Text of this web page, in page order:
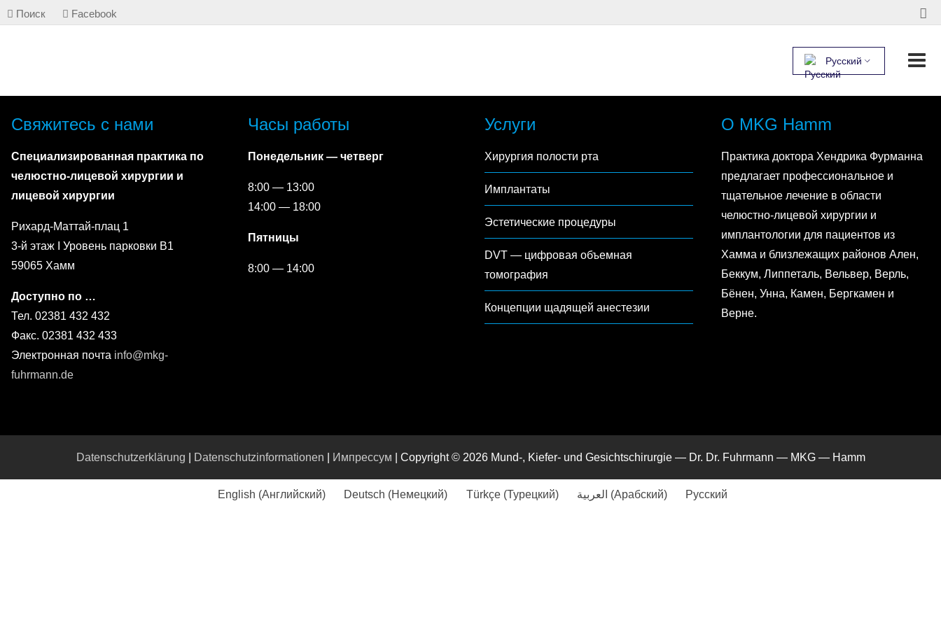
Поиск Facebook
Русский
Свяжитесь с нами
Специализированная практика по
челюстно-лицевой хирургии и
лицевой хирургии
Рихард-Маттай-плац 1
3-й этаж I Уровень парковки B1
59065 Хамм
Доступно по …
Тел. 02381 432 432
Факс. 02381 432 433
Электронная почта info@mkg-
fuhrmann.de
Часы работы
Понедельник — четверг
8:00 — 13:00
14:00 — 18:00
Пятницы
8:00 — 14:00
Услуги
Хирургия полости рта
Имплантаты
Эстетические процедуры
DVT — цифровая объемная
томография
Концепции щадящей анестезии
О MKG Hamm
Практика доктора Хендрика Фурманна
предлагает профессиональное и
тщательное лечение в области
челюстно-лицевой хирургии и
имплантологии для пациентов из
Хамма и близлежащих районов Ален,
Беккум, Липпеталь, Вельвер, Верль,
Бёнен, Унна, Камен, Бергкамен и
Верне.
Datenschutzerklärung Datenschutzinformationen Импрессум | Copyright © 2026 Mund-, Kiefer- und Gesichtschirurgie — Dr. Dr. Fuhrmann — MKG — Hamm
English (Английский) Deutsch (Немецкий) Türkçe(Турецкий) العربية (Арабский) Русский